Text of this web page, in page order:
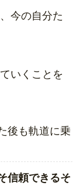
今の自分た
いくことを
後も軌道に乗
信頼できるそ